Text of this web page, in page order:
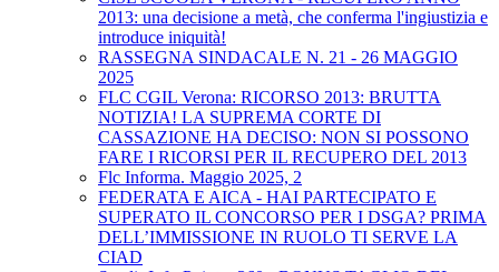
2013: una decisione a metà, che conferma l'ingiustizia e
introduce iniquità!
RASSEGNA SINDACALE N. 21 - 26 MAGGIO
2025
FLC CGIL Verona: RICORSO 2013: BRUTTA
NOTIZIA! LA SUPREMA CORTE DI
CASSAZIONE HA DECISO: NON SI POSSONO
FARE I RICORSI PER IL RECUPERO DEL 2013
Flc Informa. Maggio 2025, 2
FEDERATA E AICA - HAI PARTECIPATO E
SUPERATO IL CONCORSO PER I DSGA? PRIMA
DELL’IMMISSIONE IN RUOLO TI SERVE LA
CIAD